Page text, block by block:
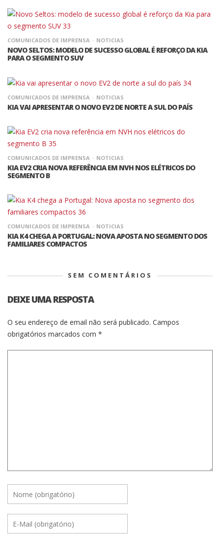
COMUNICADOS DE IMPRENSA NOTICIAS
NOVO SELTOS: MODELO DE SUCESSO GLOBAL É REFORÇO DA KIA
PARA O SEGMENTO SUV
COMUNICADOS DE IMPRENSA NOTICIAS
KIA VAI APRESENTAR O NOVO EV2 DE NORTE A SUL DO PAÍS
COMUNICADOS DE IMPRENSA NOTICIAS
KIA EV2 CRIA NOVA REFERÊNCIA EM NVH NOS ELÉTRICOS DO
SEGMENTO B
COMUNICADOS DE IMPRENSA NOTICIAS
KIA K4 CHEGA A PORTUGAL: NOVA APOSTA NO SEGMENTO DOS
FAMILIARES COMPACTOS
SEM COMENTÁRIOS
DEIXE UMA RESPOSTA
O seu endereço de email não será publicado. Campos
obrigatórios marcados com *